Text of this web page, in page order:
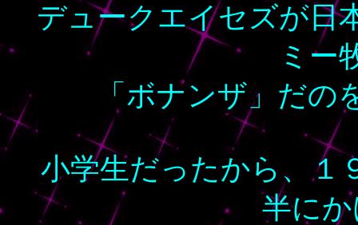
デュークエイセズが日
ミー
「ボナンザ」だ
小学生だったから、１
半に